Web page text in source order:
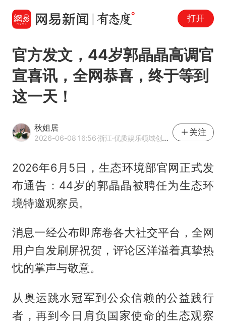
打开
官方发文，44岁郭晶晶高调官
宣喜讯，全网恭喜，终于等到
这一天！
秋姐居
2026-06-08 16:56·浙江·优质娱乐领域创作者
关注
2026年6月5日，生态环境部官网正式发
布通告：44岁的郭晶晶被聘任为生态环
境特邀观察员。
消息一经公布即席卷各大社交平台，全网
用户自发刷屏祝贺，评论区洋溢着真挚热
忱的掌声与敬意。
从奥运跳水冠军到公众信赖的公益践行
者，再到今日肩负国家使命的生态观察